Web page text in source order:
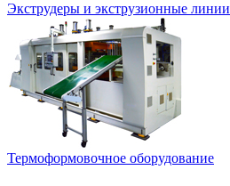
Экструдеры и экструзионные линии
Термоформовочное оборудование